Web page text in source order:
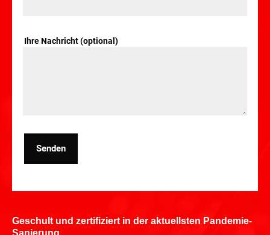
Ihre Nachricht (optional)
Senden
Geschult und zertifiziert in der aktuellsten Pandemie-
Sanierung